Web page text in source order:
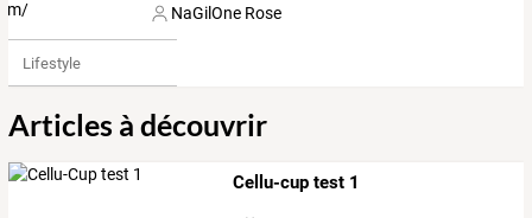
NaGilOne Rose
Lifestyle
Articles à découvrir
Cellu-cup test 1